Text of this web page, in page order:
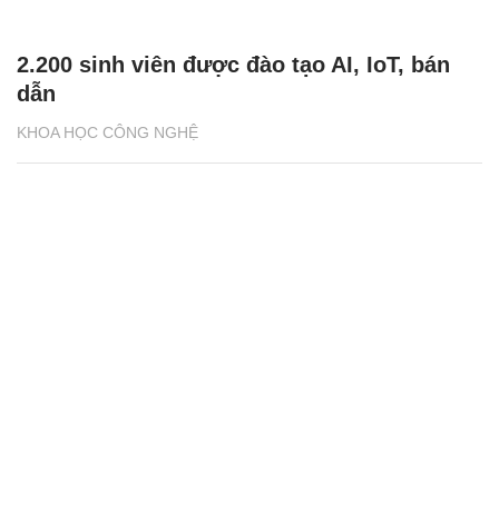
KHOA HỌC CÔNG NGHỆ
2.200 sinh viên được đào tạo AI, IoT, bán
dẫn